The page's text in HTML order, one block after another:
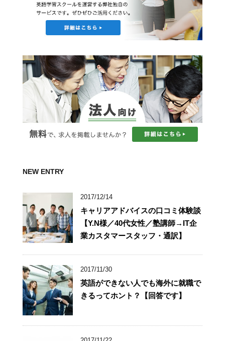
NEW ENTRY
2017/12/14
キャリアアドバイスの口コミ体験談
【Y.N様／40代女性／塾講師→IT企
業カスタマースタッフ・通訳】
2017/11/30
英語ができない人でも海外に就職で
きるってホント？【回答です】